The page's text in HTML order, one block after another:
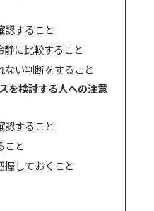
認すること
静に比較すること
ない判断をすること
を検討する人への注意
認すること
こと
握しておくこと